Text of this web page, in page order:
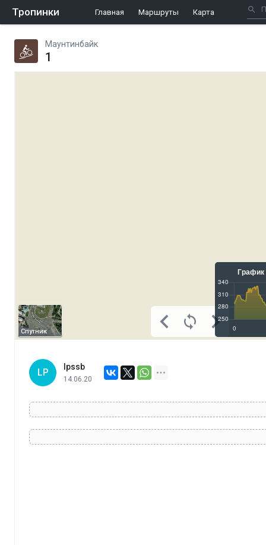
Тропинки Главная Маршруты Карта
Маунтинбайк
1
Спутник
LP
lpssb
14.06.20